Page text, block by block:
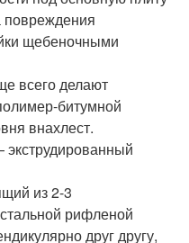
повреждения
щебеночными
всего делают
битумной
внахлест.
из 2-3
рифленой
друг другу,